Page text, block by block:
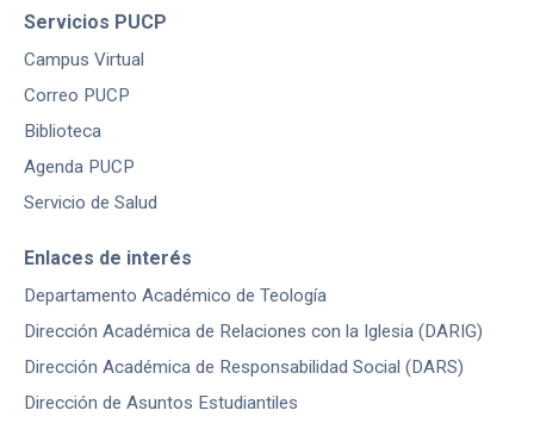
Servicios PUCP
Campus Virtual
Correo PUCP
Biblioteca
Agenda PUCP
Servicio de Salud
Enlaces de interés
Departamento Académico de Teología
Dirección Académica de Relaciones con la Iglesia (DARIG)
Dirección Académica de Responsabilidad Social (DARS)
Dirección de Asuntos Estudiantiles